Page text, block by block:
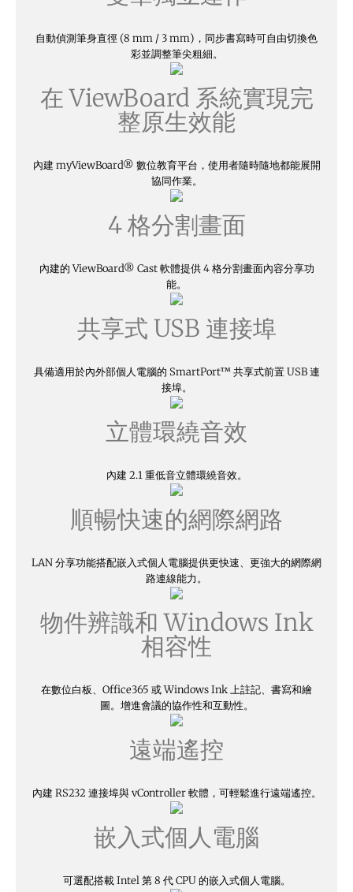
自動偵測筆身直徑 (8 mm / 3 mm)，同步書寫時可自由切換色
彩並調整筆尖粗細。
在 ViewBoard 系統實現完
整原生效能
內建 myViewBoard® 數位教育平台，使用者隨時隨地都能展開
協同作業。
4 格分割畫面
內建的 ViewBoard® Cast 軟體提供 4 格分割畫面內容分享功
能。
共享式 USB 連接埠
具備適用於內外部個人電腦的 SmartPort™ 共享式前置 USB 連
接埠。
立體環繞音效
內建 2.1 重低音立體環繞音效。
順暢快速的網際網路
LAN 分享功能搭配嵌入式個人電腦提供更快速、更強大的網際網
路連線能力。
物件辨識和 Windows Ink
相容性
在數位白板、Office365 或 Windows Ink 上註記、書寫和繪
圖。增進會議的協作性和互動性。
遠端遙控
內建 RS232 連接埠與 vController 軟體，可輕鬆進行遠端遙控。
嵌入式個人電腦
可選配搭載 Intel 第 8 代 CPU 的嵌入式個人電腦。